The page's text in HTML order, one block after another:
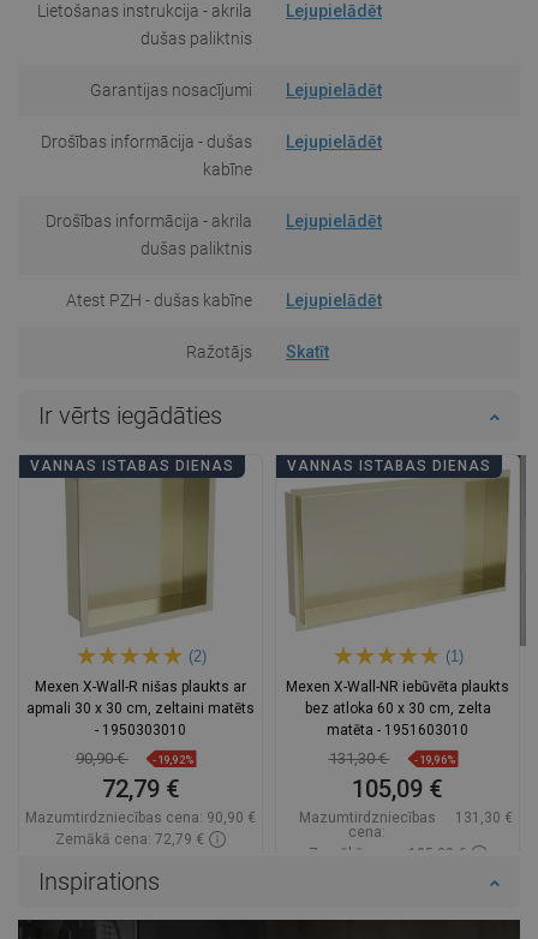
Lietošanas instrukcija - akrila
dušas paliktnis
Lejupielādēt
Garantijas nosacījumi Lejupielādēt
Drošības informācija - dušas
kabīne
Lejupielādēt
Drošības informācija - akrila
dušas paliktnis
Lejupielādēt
Atest PZH - dušas kabīne Lejupielādēt
Ražotājs Skatīt
Ir vērts iegādāties
VANNAS ISTABAS DIENAS
(2)
Mexen X-Wall-R nišas plaukts ar
apmali 30 x 30 cm, zeltaini matēts
- 1950303010
90,90 € -19,92%
72,79 €
Mazumtirdzniecības cena: 90,90 €
Zemākā cena: 72,79 €
VANNAS ISTABAS DIENAS
(1)
Mexen X-Wall-NR iebūvēta plaukts
bez atloka 60 x 30 cm, zelta
matēta - 1951603010
131,30 € -19,96%
105,09 €
Mazumtirdzniecības
cena:
131,30 €
Zemākā cena: 105,09 €
Pieejamās vispirms
Ielikt grozā
Inspirations